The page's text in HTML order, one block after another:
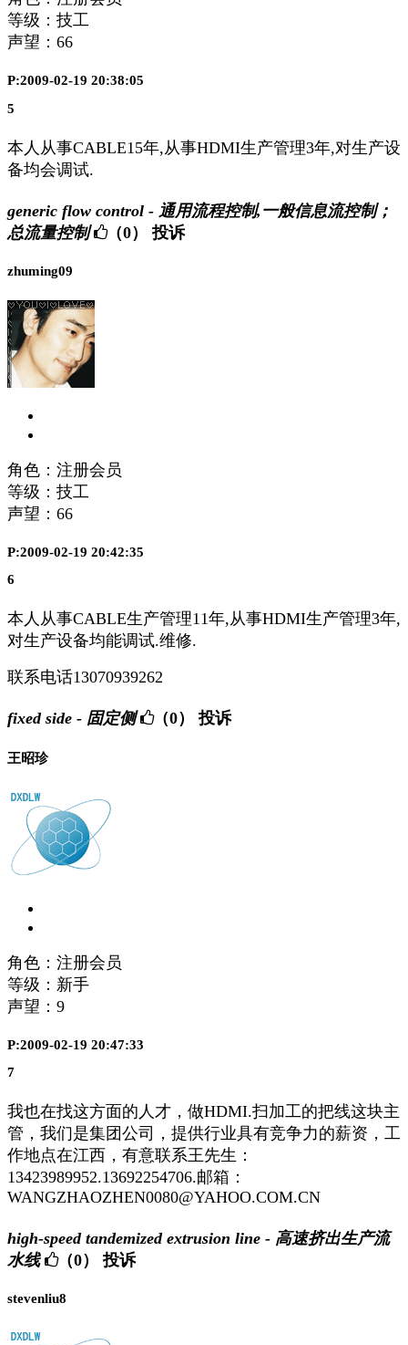
等级：技工
声望： 66
P:2009-02-19 20:38:05
5
本人从事CABLE15年,从事HDMI生产管理3年,对生产设
备均会调试.
generic flow control - 通用流程控制,一般信息流控制；
总流量控制
（0） 投诉
zhuming09
角色：注册会员
等级：技工
声望： 66
P:2009-02-19 20:42:35
6
本人从事CABLE生产管理11年,从事HDMI生产管理3年,
对生产设备均能调试.维修.
联系电话13070939262
fixed side - 固定侧 （0） 投诉
王昭珍
角色：注册会员
等级：新手
声望： 9
P:2009-02-19 20:47:33
7
我也在找这方面的人才，做HDMI.扫加工的把线这块主
管，我们是集团公司，提供行业具有竞争力的薪资，工
作地点在江西，有意联系王先生：
13423989952.13692254706.邮箱：
WANGZHAOZHEN0080@YAHOO.COM.CN
high-speed tandemized extrusion line - 高速挤出生产流
水线
（0） 投诉
stevenliu8